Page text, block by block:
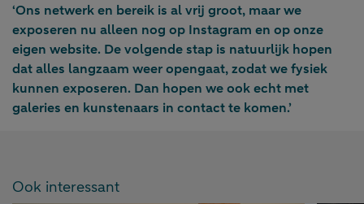
‘Ons netwerk en bereik is al vrij groot, maar we
exposeren nu alleen nog op Instagram en op onze
eigen website. De volgende stap is natuurlijk hopen
dat alles langzaam weer opengaat, zodat we fysiek
kunnen exposeren. Dan hopen we ook echt met
galeries en kunstenaars in contact te komen.’
Ook interessant